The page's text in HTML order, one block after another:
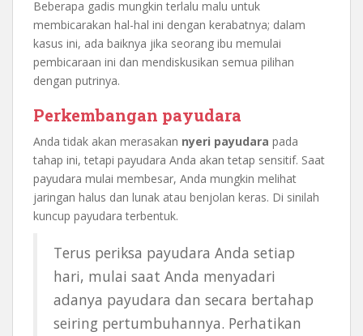
Beberapa gadis mungkin terlalu malu untuk
membicarakan hal-hal ini dengan kerabatnya; dalam
kasus ini, ada baiknya jika seorang ibu memulai
pembicaraan ini dan mendiskusikan semua pilihan
dengan putrinya.
Perkembangan payudara
Anda tidak akan merasakan nyeri payudara pada
tahap ini, tetapi payudara Anda akan tetap sensitif. Saat
payudara mulai membesar, Anda mungkin melihat
jaringan halus dan lunak atau benjolan keras. Di sinilah
kuncup payudara terbentuk.
Terus periksa payudara Anda setiap
hari, mulai saat Anda menyadari
adanya payudara dan secara bertahap
seiring pertumbuhannya. Perhatikan